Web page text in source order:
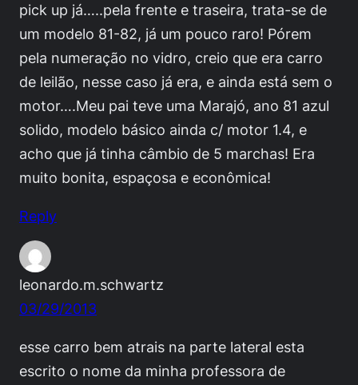
pick up já…..pela frente e traseira, trata-se de
um modelo 81-82, já um pouco raro! Pórem
pela numeração no vidro, creio que era carro
de leilão, nesse caso já era, e ainda está sem o
motor….Meu pai teve uma Marajó, ano 81 azul
solido, modelo básico ainda c/ motor 1.4, e
acho que já tinha câmbio de 5 marchas! Era
muito bonita, espaçosa e econômica!
Reply
leonardo.m.schwartz
03/29/2013
esse carro bem atrais na parte lateral esta
escrito o nome da minha professora de